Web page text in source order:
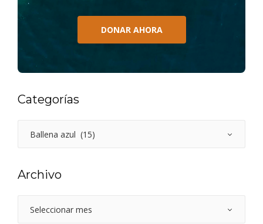
DONAR AHORA
Categorías
Archivo